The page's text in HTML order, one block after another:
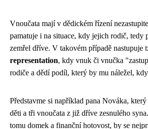
Vnoučata mají v dědickém řízení
pamatuje i na situace, kdy jejich rodič, tedy
zemřel dříve. V takovém případě nastupuje
representation, kdy vnuk či vnučka
rodiče a dědí podíl, který by mu náležel,
Představme si například pana Nováka,
děti a tři vnoučata z již dříve zesnulého
tomu domek a finanční hotovost, by se